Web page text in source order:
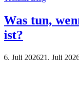
Was tun,
ist?
6. Juli 202621. Juli